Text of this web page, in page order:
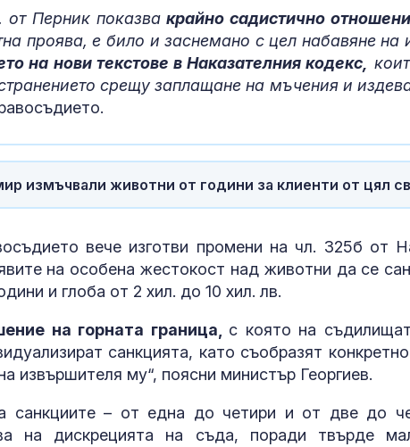
от Перник показвакрайно садистично
проява, е било и заснемано с цел набавяне на
на нови текстове в Наказателния кодекс,
срещу заплащане на мъчения и
измъчвали животни от години за клиенти от цял
вече изготви промени на чл. 325б от
на особена жестокост над животни да се
и глоба от 2 хил. до 10 хил. лв.
на горната граница, с която на
санкцията, като съобразят
извършителя му“, поясни министър Георгиев.
санкциите – от една до четири и от две до
на дискрецията на съда, поради твърде